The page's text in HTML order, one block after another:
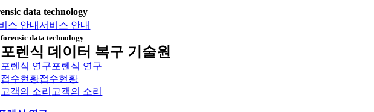
data technology
스 안내서비스 안내
forensic data technology
포렌식 데이터 복구 기술원
포렌식 연구포렌식 연구
접수현황접수현황
고객의 소리 고객의 소리